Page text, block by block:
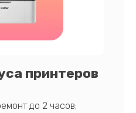
принтеров
до 2 часов;